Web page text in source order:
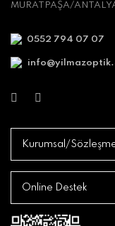
MURATPAŞA/
0552 794 07 07
Kurumsal/
Online Destek